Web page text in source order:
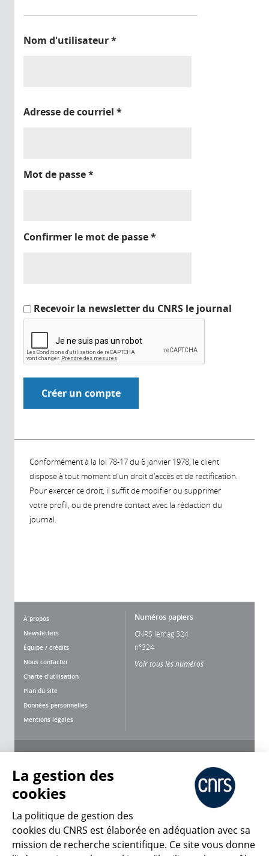
Nom d'utilisateur*
Adresse de courriel *
Mot de passe*
Confirmer le mot de passe*
Recevoir la newsletter du CNRS le journal
Conformément à la loi 78-17 du 6 janvier 1978, le client
dispose à tout moment d'un droit d'accès et de rectification.
Pour exercer ce droit, il suffit de modifier ou supprimer
votre profil, ou de prendre contact avec la rédaction du
journal.
À propos
Newsletters
Équipe / crédits
Nous contacter
Charte d'utilisation
Plan du site
Données personnelles
Mentions légales
Numéros papiers
CNRS lemag 324
n°324
Voir tous les numéros
CNRS Le Mag
La gestion des
cookies
La politique de gestion des
cookies du CNRS est élaborée en adéquation avec sa
mission de recherche scientifique. Ce site vous donne